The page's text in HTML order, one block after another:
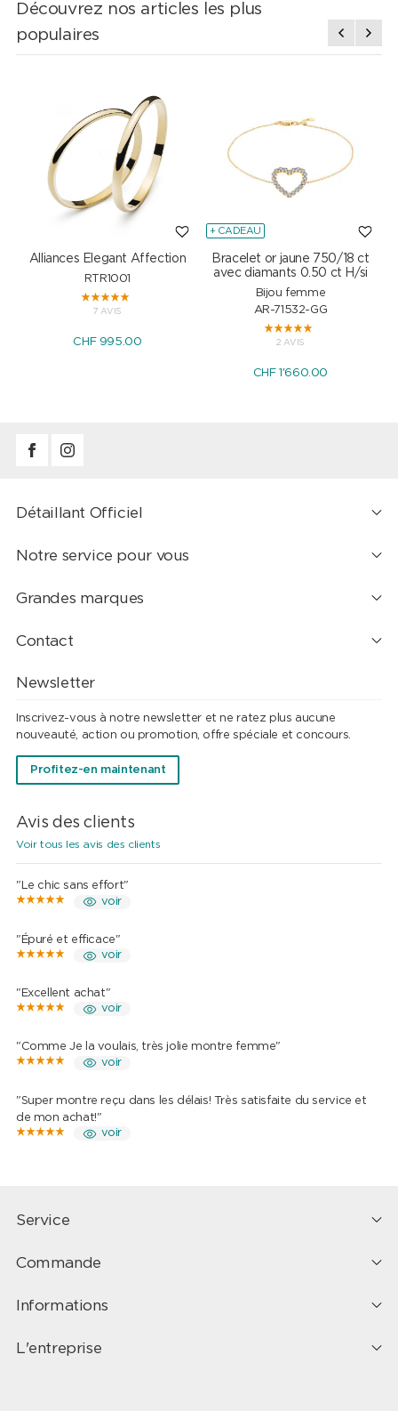
Découvrez nos articles les plus
populaires
Alliances Elegant Affection
RTR1001
7 AVIS
CHF 995.00
+ CADEAU
Bracelet or jaune 750/18 ct
avec diamants 0.50 ct H/si
Bijou femme
AR-71532-GG
2 AVIS
CHF 1'660.00
Détaillant Officiel
Notre service pour vous
Grandes marques
Contact
Newsletter
Inscrivez-vous à notre newsletter et ne ratez plus aucune
nouveauté, action ou promotion, offre spéciale et concours.
Profitez-en maintenant
Avis des clients
Voir tous les avis des clients
"Le chic sans effort"
voir
"Épuré et efficace"
voir
"Excellent achat"
voir
"Comme Je la voulais, très jolie montre femme"
voir
"Super montre reçu dans les délais! Très satisfaite du service et
de mon achat!"
voir
Service
Commande
Informations
L'entreprise